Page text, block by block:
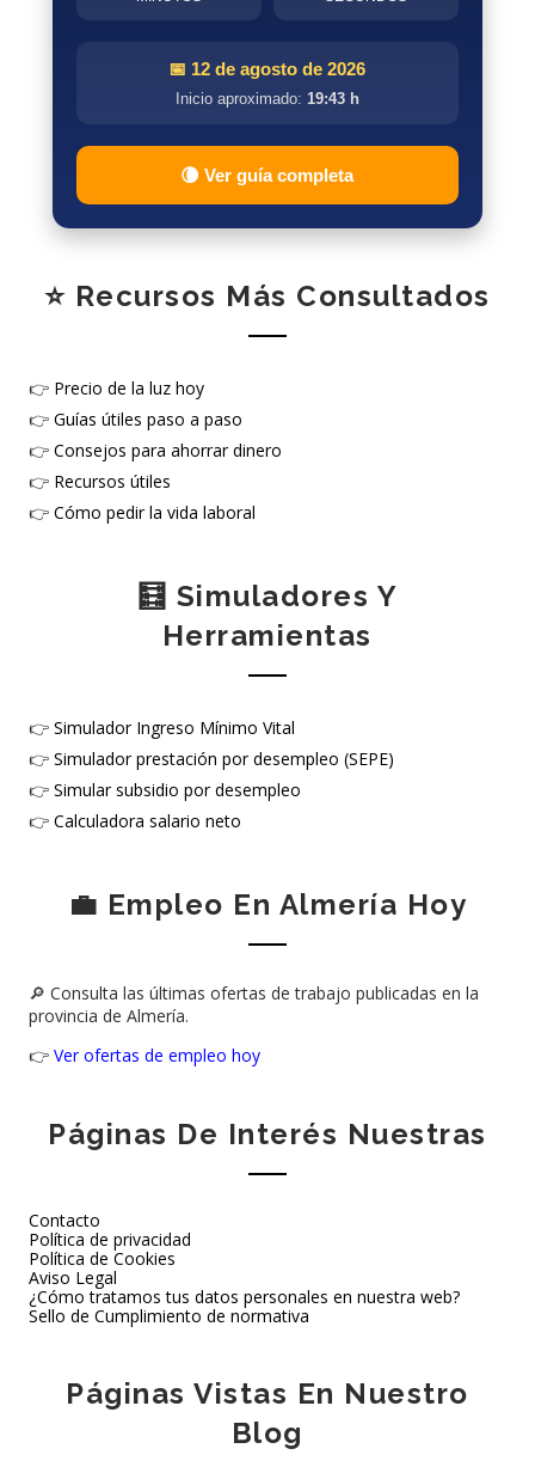
📅 12 de agosto de 2026
Inicio aproximado: 19:43 h
🌘 Ver guía completa
⭐ Recursos Más Consultados
👉 Precio de la luz hoy
👉 Guías útiles paso a paso
👉 Consejos para ahorrar dinero
👉 Recursos útiles
👉 Cómo pedir la vida laboral
🧮 Simuladores Y
Herramientas
👉 Simulador Ingreso Mínimo Vital
👉 Simulador prestación por desempleo (SEPE)
👉 Simular subsidio por desempleo
👉 Calculadora salario neto
💼 Empleo En Almería Hoy
🔎 Consulta las últimas ofertas de trabajo publicadas en la
provincia de Almería.
👉 Ver ofertas de empleo hoy
Páginas De Interés Nuestras
Contacto
Política de privacidad
Política de Cookies
Aviso Legal
¿Cómo tratamos tus datos personales en nuestra web?
Sello de Cumplimiento de normativa
Páginas Vistas En Nuestro
Blog